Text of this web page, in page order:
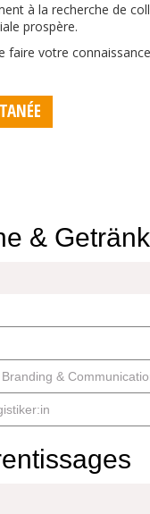
à la recherche de
prospère.
faire votre